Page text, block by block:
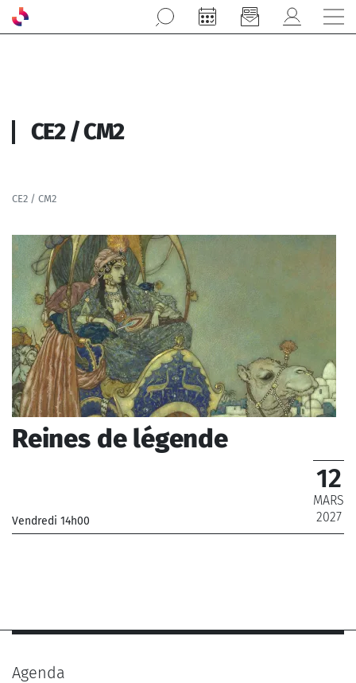
Aller au contenu principal
CE2 / CM2
CE2 / CM2
Reines de légende
Vendredi 14h00
12
MARS
2027
Agenda